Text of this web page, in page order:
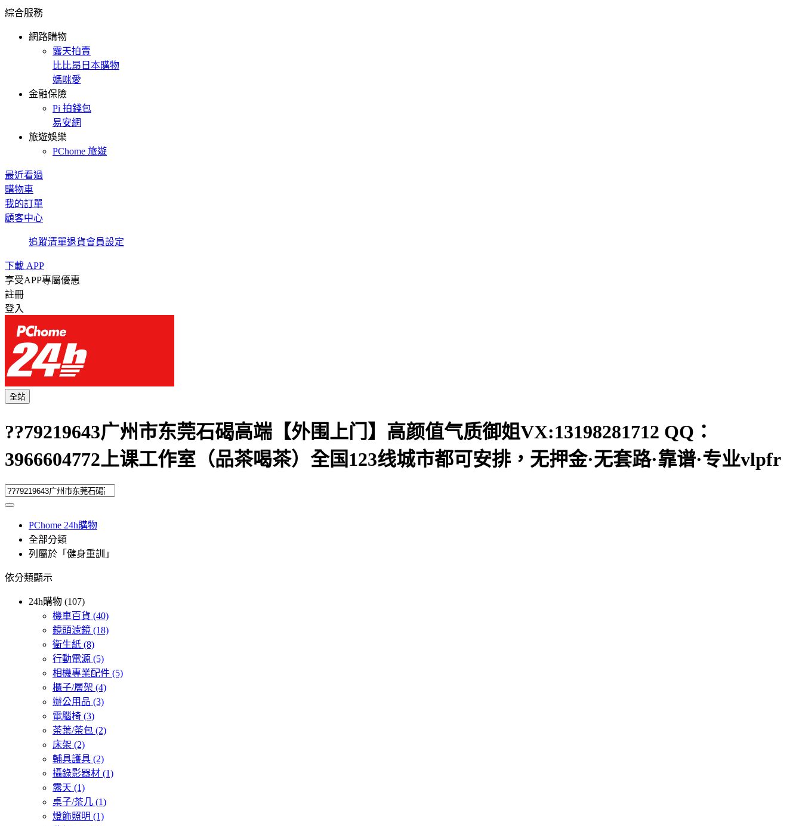
綜合服務
網路購物
露天拍賣
比比昂日本購物
媽咪愛
金融保險
Pi 拍錢包
易安網
旅遊娛樂
PChome 旅遊
最近看過
購物車
我的訂單
顧客中心
追蹤清單退貨會員設定
下載 APP
享受APP專屬優惠
註冊
登入
全站
??79219643广州市东莞石碣高端【外围上门】高颜值气质御姐VX:13198281712 QQ：
3966604772上课工作室（品茶喝茶）全国123线城市都可安排，无押金·无套路·靠谱·专业vlpfr
PChome 24h購物
全部分類
列屬於「健身重訓」
依分類顯示
24h購物 (107)
機車百貨 (40)
鏡頭濾鏡 (18)
衛生紙 (8)
行動電源 (5)
相機專業配件 (5)
櫃子/層架 (4)
辦公用品 (3)
電腦椅 (3)
茶葉/茶包 (2)
床架 (2)
輔具護具 (2)
攝錄影器材 (1)
露天 (1)
桌子/茶几 (1)
燈飾照明 (1)